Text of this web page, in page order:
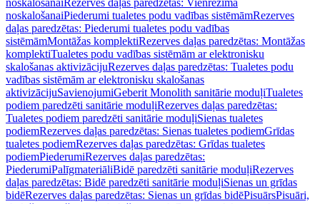
noskalošanaiRezerves daļas paredzētas: Vienrežīma
noskalošanaiPiederumi tualetes podu vadības sistēmāmRezerves
daļas paredzētas: Piederumi tualetes podu vadības
sistēmāmMontāžas komplektiRezerves daļas paredzētas: Montāžas
komplektiTualetes podu vadības sistēmām ar elektronisku
skalošanas aktivizācijuRezerves daļas paredzētas: Tualetes podu
vadības sistēmām ar elektronisku skalošanas
aktivizācijuSavienojumiGeberit Monolith sanitārie moduļiTualetes
podiem paredzēti sanitārie moduļiRezerves daļas paredzētas:
Tualetes podiem paredzēti sanitārie moduļiSienas tualetes
podiemRezerves daļas paredzētas: Sienas tualetes podiemGrīdas
tualetes podiemRezerves daļas paredzētas: Grīdas tualetes
podiemPiederumiRezerves daļas paredzētas:
PiederumiPalīgmateriāliBidē paredzēti sanitārie moduļiRezerves
daļas paredzētas: Bidē paredzēti sanitārie moduļiSienas un grīdas
bidēRezerves daļas paredzētas: Sienas un grīdas bidēPisuārsPisuāri,